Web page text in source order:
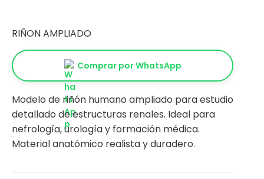
RIÑON AMPLIADO
Comprar por WhatsApp
Modelo de riñón humano ampliado para estudio
detallado de estructuras renales. Ideal para
nefrología, urología y formación médica.
Material anatómico realista y duradero.